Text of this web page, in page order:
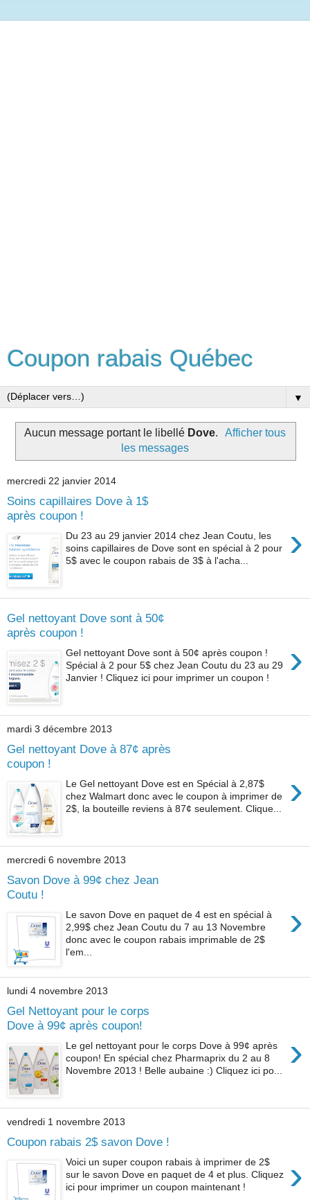
Coupon rabais Québec
▼
Aucun message portant le libellé Dove.
Afficher tous
les messages
mercredi 22 janvier 2014
Soins capillaires Dove à 1$
après coupon !
›
Du 23 au 29 janvier 2014 chez Jean Coutu, les
soins capillaires de Dove sont en spécial à 2 pour
5$ avec le coupon rabais de 3$ à l'acha...
Gel nettoyant Dove sont à 50¢
après coupon !
›
Gel nettoyant Dove sont à 50¢ après coupon !
Spécial à 2 pour 5$ chez Jean Coutu du 23 au 29
Janvier ! Cliquez ici pour imprimer un coupon !
mardi 3 décembre 2013
Gel nettoyant Dove à 87¢ après
coupon !
›
Le Gel nettoyant Dove est en Spécial à 2,87$
chez Walmart donc avec le coupon à imprimer de
2$, la bouteille reviens à 87¢ seulement. Clique...
mercredi 6 novembre 2013
Savon Dove à 99¢ chez Jean
Coutu !
›
Le savon Dove en paquet de 4 est en spécial à
2,99$ chez Jean Coutu du 7 au 13 Novembre
donc avec le coupon rabais imprimable de 2$
l'em...
lundi 4 novembre 2013
Gel Nettoyant pour le corps
Dove à 99¢ après coupon!
›
Le gel nettoyant pour le corps Dove à 99¢ après
coupon! En spécial chez Pharmaprix du 2 au 8
Novembre 2013 ! Belle aubaine :) Cliquez ici po...
vendredi 1 novembre 2013
Coupon rabais 2$ savon Dove !
›
Voici un super coupon rabais à imprimer de 2$
sur le savon Dove en paquet de 4 et plus. Cliquez
ici pour imprimer un coupon maintenant !